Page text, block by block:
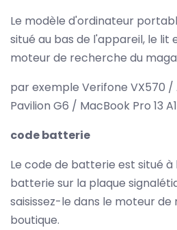
Le modèle d'ordinateur
situé au bas de l'appareil, le lit
moteur de recherche du
par exemple Verifone VX570 /
Pavilion G6 / MacBook Pro 13
code batterie
Le code de batterie est situé
batterie sur la plaque
saisissez-le dans le moteur
boutique.